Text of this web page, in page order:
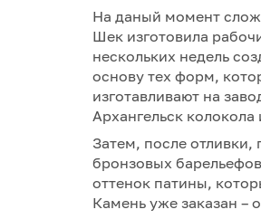
На даный момент
Шек изготовила
нескольких недель
основу тех форм,
изготавливают на
Архангельск
Затем, после отливки,
бронзовых
оттенок патины,
Камень уже заказан –